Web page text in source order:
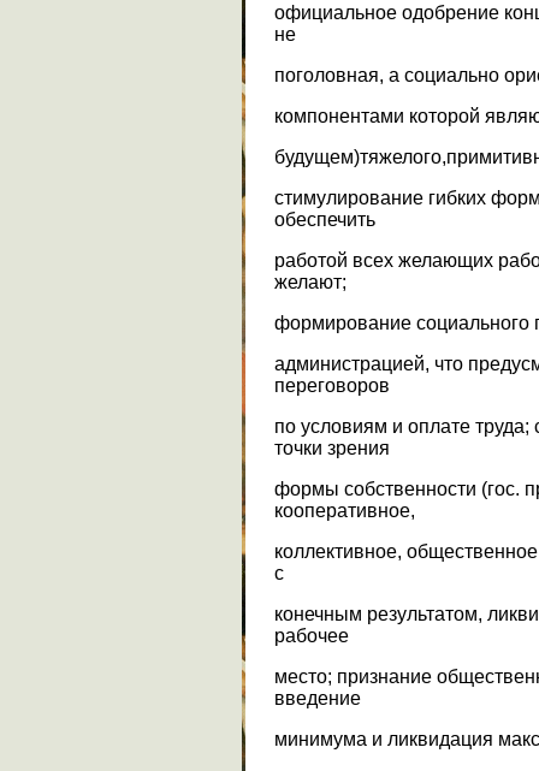
официальное одобрение
не
поголовная, а социально
компонентами которой
стимулирование гибких
обеспечить
работой всех желающих
желают;
формирование социального
администрацией, что
переговоров
по условиям и оплате
точки зрения
формы собственности (гос.
кооперативное,
коллективное,
с
конечным результатом,
рабочее
место; признание
введение
минимума и ликвидация